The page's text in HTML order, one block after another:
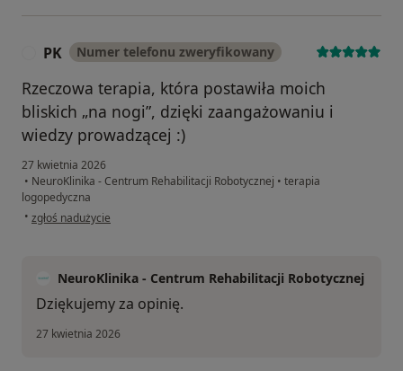
PK Numer telefonu zweryfikowany
Rzeczowa terapia, która postawiła moich
bliskich „na nogi”, dzięki zaangażowaniu i
wiedzy prowadzącej :)
27 kwietnia 2026
• NeuroKlinika - Centrum Rehabilitacji Robotycznej • terapia
logopedyczna
• w opinii użytkownika PK
zgłoś nadużycie
NeuroKlinika - Centrum Rehabilitacji Robotycznej
Dziękujemy za opinię.
27 kwietnia 2026